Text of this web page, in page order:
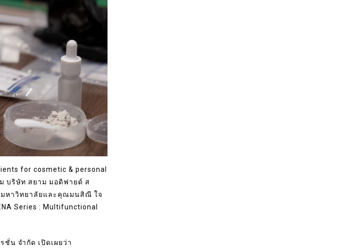
for cosmetic & personal
บริษัท สยาม มอดิฟายด์ ส
หาวิทยาลัยและคุณมนสิณี ใจ
Series : Multifunctional
ชั่น จำกัด เปิดเผยว่า